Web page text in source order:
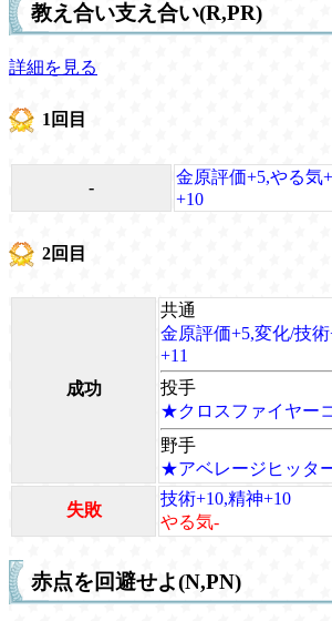
教え合い支え合い(R,PR)
詳細を見る
1回目
-
金原評価+5,やる気
+10
2回目
成功
共通
金原評価+5,変化/技
+11
投手
★クロスファイヤー
野手
★アベレージヒッタ
失敗
技術+10,精神+10
やる気-
赤点を回避せよ(N,PN)